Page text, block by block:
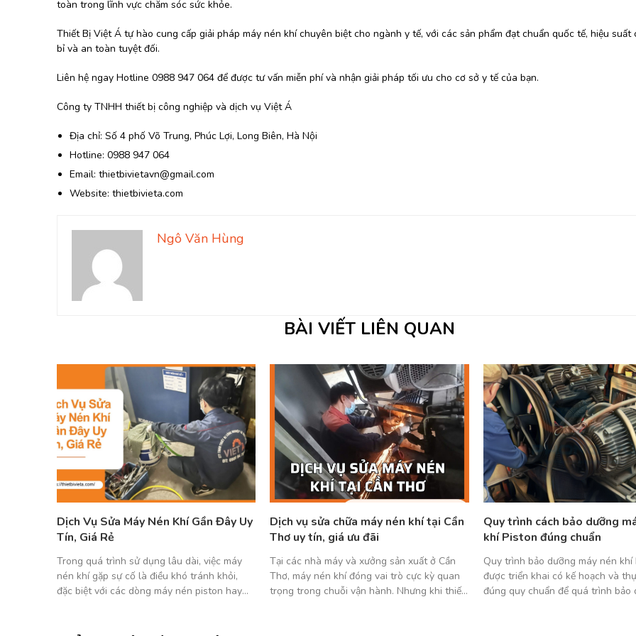
toàn trong lĩnh vực chăm sóc sức khỏe.
Thiết Bị Việt Á tự hào cung cấp giải pháp máy nén khí chuyên biệt cho ngành y tế, với các sản phẩm đạt chuẩn quốc tế, hiệu suất
bỉ và an toàn tuyệt đối.
Liên hệ ngay Hotline 0988 947 064 để được tư vấn miễn phí và nhận giải pháp tối ưu cho cơ sở y tế của bạn.
Công ty TNHH thiết bị công nghiệp và dịch vụ Việt Á
Địa chỉ: Số 4 phố Võ Trung, Phúc Lợi, Long Biên, Hà Nội
Hotline: 0988 947 064
Email: thietbivietavn@gmail.com
Website: thietbivieta.com
Ngô Văn Hùng
BÀI VIẾT LIÊN QUAN
Dịch Vụ Sửa Máy Nén Khí Gần Đây Uy
Tín, Giá Rẻ
Trong quá trình sử dụng lâu dài, việc máy
nén khí gặp sự cố là điều khó tránh khỏi,
đặc biệt với các dòng máy nén piston hay
Dịch vụ sửa chữa máy nén khí tại Cần
Thơ uy tín, giá ưu đãi
Tại các nhà máy và xưởng sản xuất ở Cần
Thơ, máy nén khí đóng vai trò cực kỳ quan
trọng trong chuỗi vận hành. Nhưng khi thiết
Quy trình cách bảo dưỡng
khí Piston đúng chuẩn
Quy trình bảo dưỡng máy nén khí
được triển khai có kế hoạch và
đúng quy chuẩn để quá trình bảo